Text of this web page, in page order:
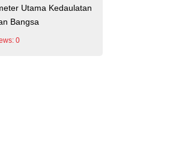
Utama Kedaulatan
Bangsa
0